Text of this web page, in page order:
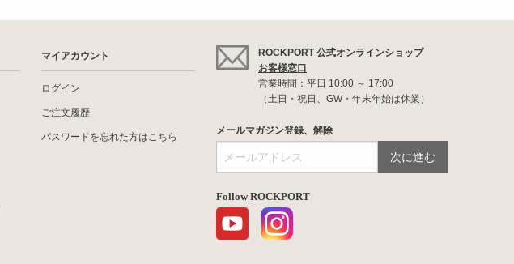
マイアカウント
ログイン
ご注文履歴
パスワードを忘れた方はこちら
ROCKPORT 公式オンラインショップ
お客様窓口
営業時間：平日 10:00 ～ 17:00
（土日・祝日、GW・年末年始は休業）
メールマガジン登録、解除
Follow ROCKPORT